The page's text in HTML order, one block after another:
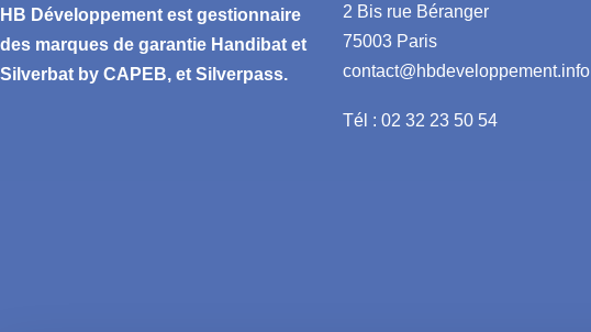
HB Développement est gestionnaire
des marques de garantie Handibat et
Silverbat by CAPEB, et Silverpass.
2 Bis rue Béranger
75003 Paris
contact@hbdeveloppement.info
Tél : 02 32 23 50 54